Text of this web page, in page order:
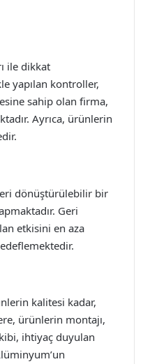
ile dikkat
yapılan kontroller,
sahip olan firma,
Ayrıca, ürünlerin
dönüştürülebilir bir
Geri
etkisini en aza
kalitesi kadar,
ürünlerin montajı,
ihtiyaç duyulan